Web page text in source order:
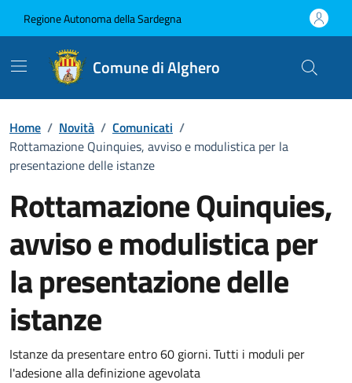
Regione Autonoma della Sardegna
Comune di Alghero
Home / Novità / Comunicati /
Rottamazione Quinquies, avviso e modulistica per la
presentazione delle istanze
Rottamazione Quinquies,
avviso e modulistica per
la presentazione delle
istanze
Dettagli della notizia
Istanze da presentare entro 60 giorni. Tutti i moduli per
l'adesione alla definizione agevolata